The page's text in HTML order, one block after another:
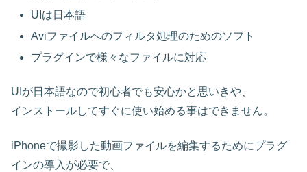
UIは日本語
Aviファイルへのフィルタ処理のためのソフト
プラグインで様々なファイルに対応
UIが日本語なので初心者でも安心かと思いきや、
インストールしてすぐに使い始める事はできません。
iPhoneで撮影した動画ファイルを編集するためにプラグ
インの導入が必要で、